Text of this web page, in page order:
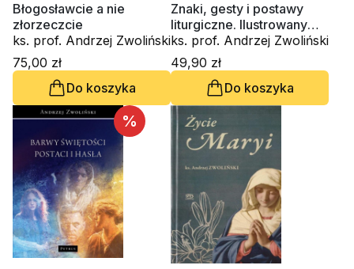
Błogosławcie a nie
złorzeczcie
ks. prof. Andrzej Zwoliński
75,00 zł
Do koszyka
Znaki, gesty i postawy
liturgiczne. Ilustrowany
przewodnik
ks. prof. Andrzej Zwoliński
49,90 zł
Do koszyka
%